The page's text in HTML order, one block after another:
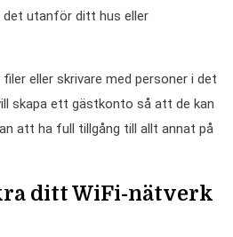
utanför ditt hus eller
filer eller skrivare med personer i det
skapa ett gästkonto så att de kan
att ha full tillgång till allt annat på
ditt WiFi-nätverk